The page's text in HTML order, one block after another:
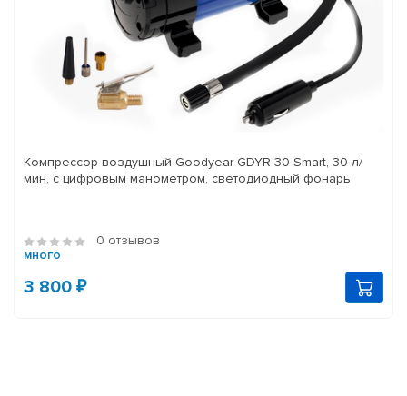
Компрессор воздушный Goodyear GDYR-30 Smart, 30 л/
мин, с цифровым манометром, светодиодный фонарь
0 отзывов
много
3 800 ₽